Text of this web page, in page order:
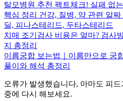
탈모병원 추천 팩트체크! 실패 없
핵심 정리 건강, 질병, 약 관련 알
딜, 피나스테리드, 두타스테리드
치매 조기검사 비용은 얼마? 검사
지 총정리
이름궁합 보는법｜이름만으로 궁
풀이와 해석 총정리
오류가 발생했습니다, 아마도 피
중에 다시 해보세요.